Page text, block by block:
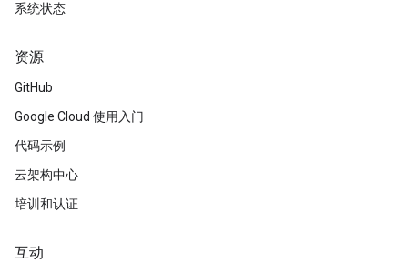
系统状态
资源
GitHub
Google Cloud 使用入门
代码示例
云架构中心
培训和认证
互动